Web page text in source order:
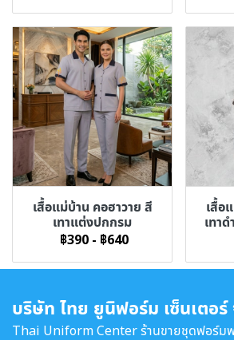
เสื้อแม่บ้าน คอฮาวาย สี
เทาแต่งปกกรม
฿390 - ฿640
เสื้อ
เทา
บริษัท ไทย ยูนิฟอร์ม เซ็นเตอร์
Thai Uniform Center ร้านขายชุดฟอร์ม